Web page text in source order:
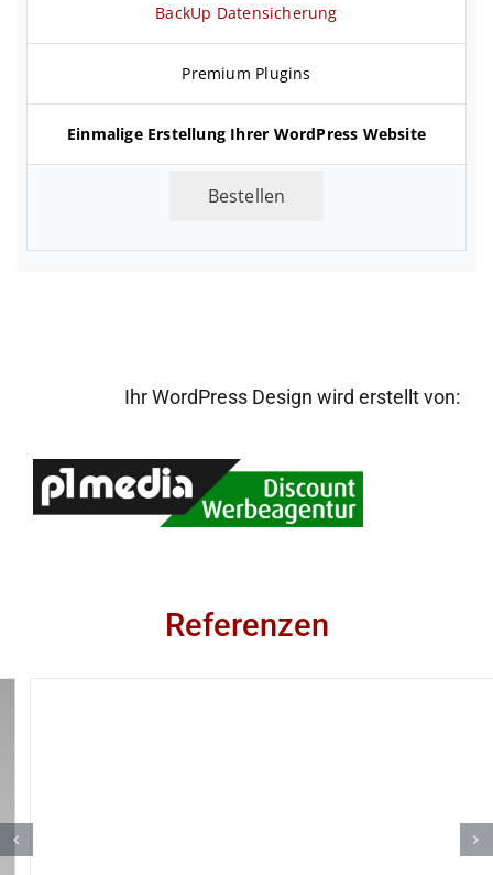
BackUp Datensicherung
Premium Plugins
Einmalige Erstellung Ihrer WordPress Website
Bestellen
Ihr WordPress Design wird erstellt von:
Referenzen